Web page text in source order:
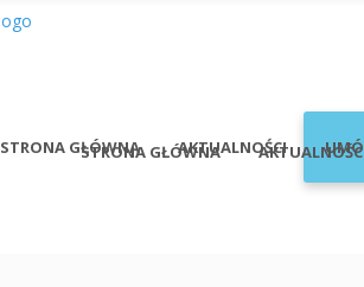
STRONA GŁÓWNA AKTUALNOŚCI
STRONA GŁÓWNA